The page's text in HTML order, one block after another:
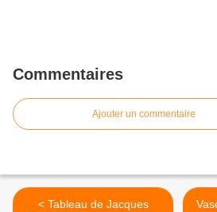
Commentaires
Ajouter un commentaire
< Tableau de Jacques